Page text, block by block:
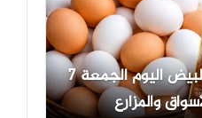
أسعار الفراخ البيضاء والبيض اليوم الجمعة 7